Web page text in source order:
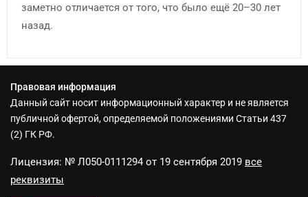
заметно отличается от того, что было ещё 20–30 лет
назад.
Правовая информация
Данный сайт носит информационный характер и не является
публичной офертой, определяемой положениями Статьи 437
(2) ГК РФ.
Лицензия: № Л050-0111294 от 19 сентября 2019 все
реквизиты